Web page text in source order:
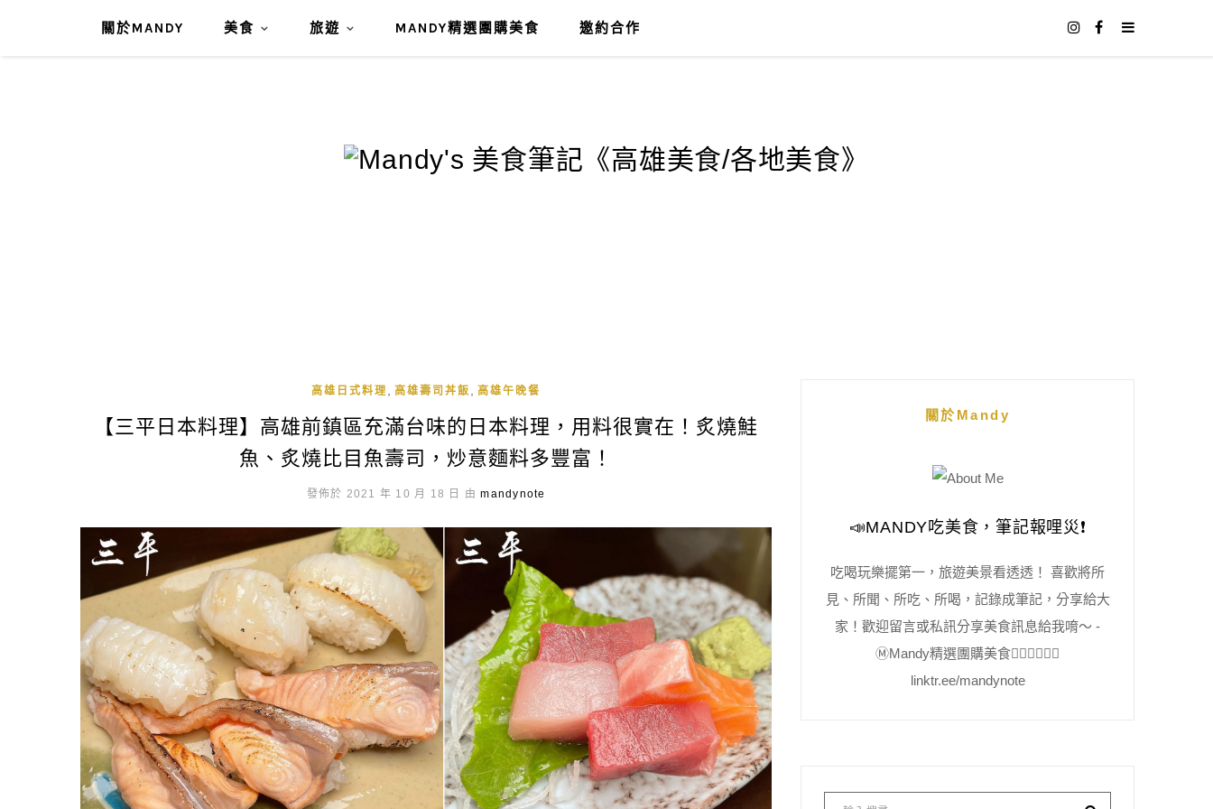
關於MANDY 美食 旅遊 MANDY精選團購美食 邀約合作
高雄日式料理 高雄壽司丼飯 高雄午晚餐
【三平日本料理】高雄前鎮區充滿台味的日本料理，用料很實在！炙燒鮭
魚、炙燒比目魚壽司，炒意麵料多豐富！
發佈於 2021 年 10 月 18 日 由mandynote
關於Mandy
📣MANDY吃美食，筆記報哩災❗️
吃喝玩樂擺第一，旅遊美景看透透！ 喜歡將所
見、所聞、所吃、所喝，記錄成筆記，分享給大
家！歡迎留言或私訊分享美食訊息給我唷～ -
Ⓜ️Mandy精選團購美食👇🏻👇🏻👇🏻
linktr.ee/mandynote